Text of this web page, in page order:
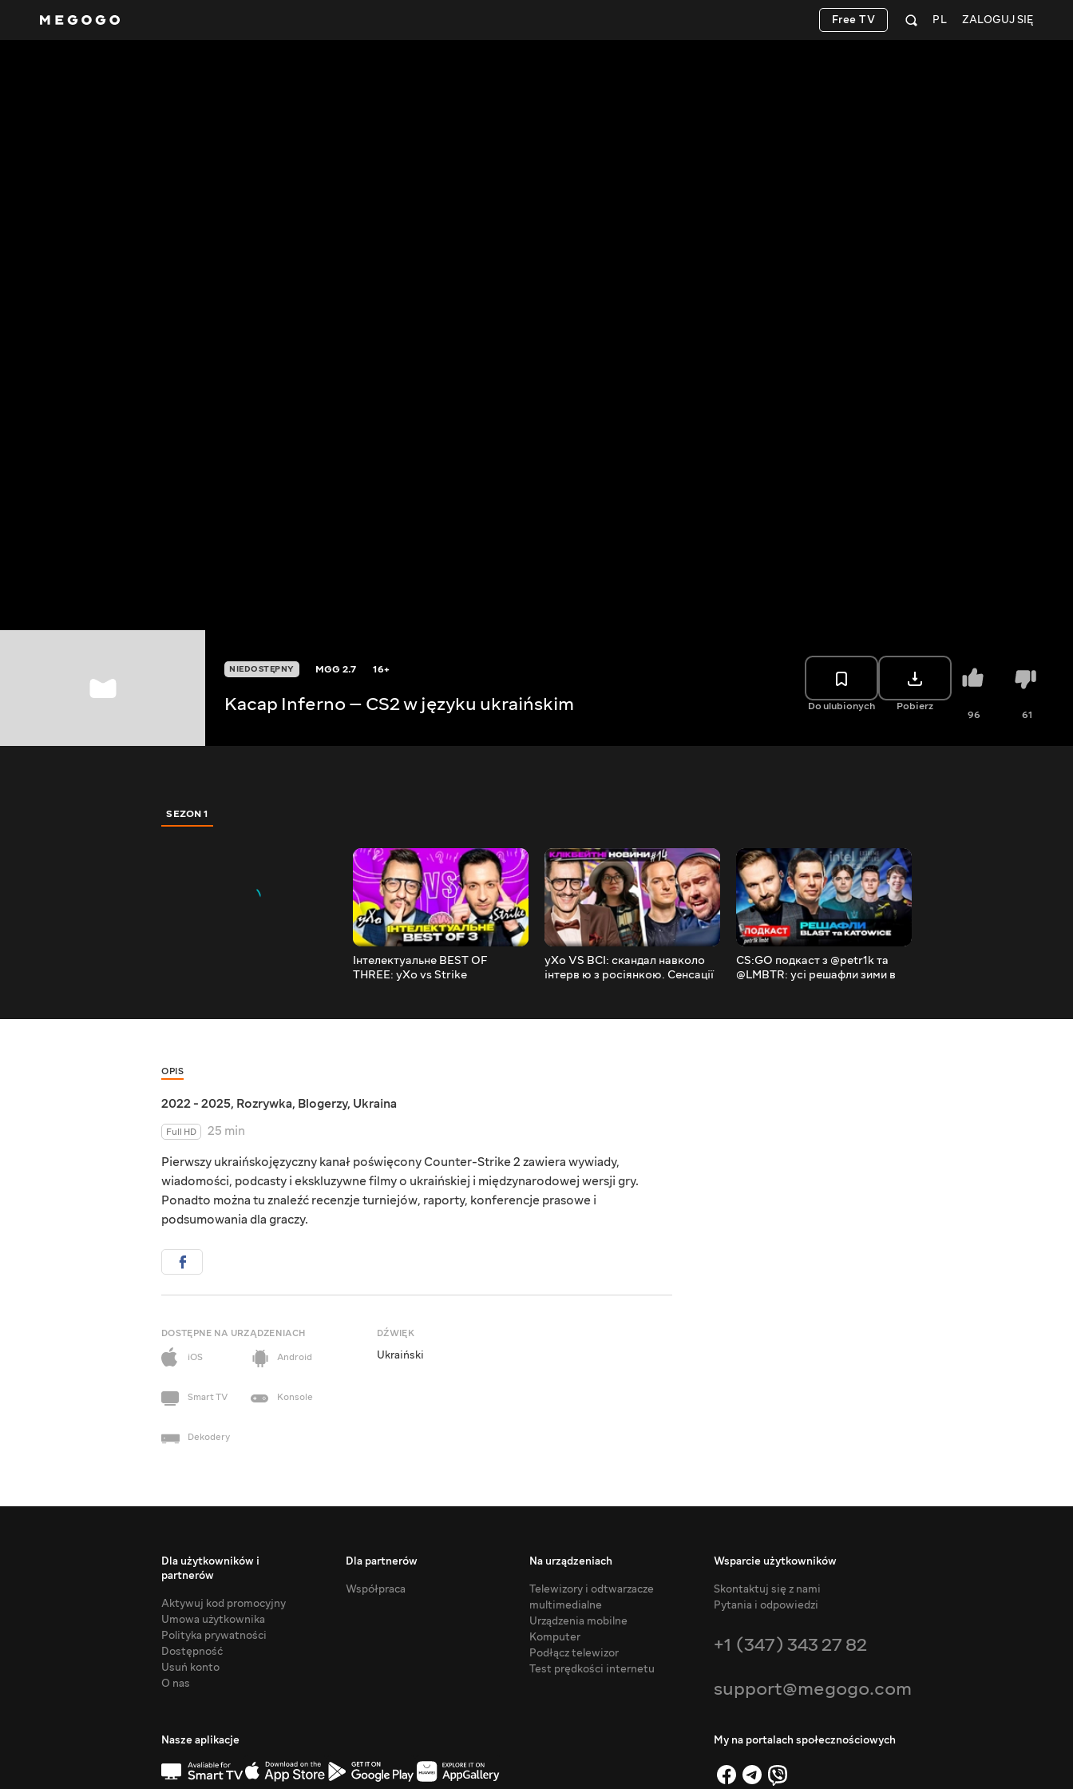
ZALOGUJ SIĘ
PL
Free TV
NIEDOSTĘPNY MGG2.7 16+
Kacap Inferno — CS2 w języku ukraińskim Do ulubionych Pobierz
96 61
SEZON 1
Інтелектуальне BEST OF
THREE: yXo vs Strike
yXo VS ВСІ: скандал навколо
інтерв ю з росіянкою. Сенсації
CS:GO подкаст з @petr1k та
@LMBTR: усі решафли зими в
OPIS
2022 - 2025, Rozrywka, Blogerzy, Ukraina
Full HD
25 min
Pierwszy ukraińskojęzyczny kanał poświęcony Counter-Strike 2 zawiera wywiady,
wiadomości, podcasty i ekskluzywne filmy o ukraińskiej i międzynarodowej wersji gry.
Ponadto można tu znaleźć recenzje turniejów, raporty, konferencje prasowe i
podsumowania dla graczy.
DOSTĘPNE NA URZĄDZENIACH
iOS
Android
Smart TV Konsole
Dekodery
DŹWIĘK
Ukraiński
Dla użytkowników i
partnerów
Aktywuj kod promocyjny
Umowa użytkownika
Polityka prywatności
Dostępność
Usuń konto
O nas
Dla partnerów
Współpraca
Na urządzeniach
Telewizory i odtwarzacze
multimedialne
Urządzenia mobilne
Komputer
Podłącz telewizor
Test prędkości internetu
Wsparcie użytkowników
Skontaktuj się z nami
Pytania i odpowiedzi
+1 (347) 343 27 82
support@megogo.com
Nasze aplikacje My na portalach społecznościowych